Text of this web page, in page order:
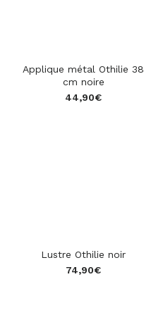
Applique métal Othilie 38
cm noire
44,90€
Lustre Othilie noir
74,90€